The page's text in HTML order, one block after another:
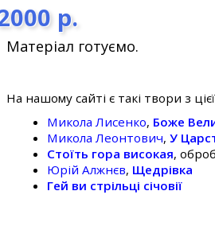
р.
Матеріал готуємо.
На нашому сайті є такі твори з
Микола Лисенко, Боже
Микола Леонтович,У
Стоїть гора високая,
Юрій Алжнєв, Щедрівка
Гей ви стрільці січовії